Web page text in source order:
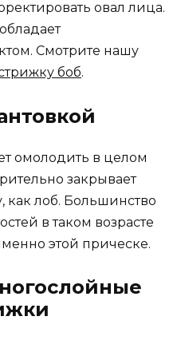
овал лица.
Смотрите нашу
боб.
омолодить в целом
закрывает
как лоб. Большинство
в таком возрасте
этой прическе.